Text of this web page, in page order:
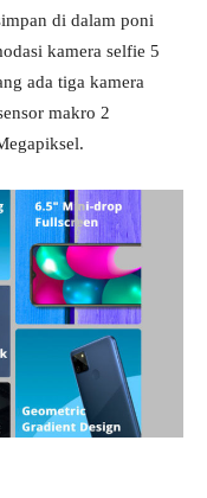
di dalam poni
kamera selfie 5
ada tiga kamera
makro 2